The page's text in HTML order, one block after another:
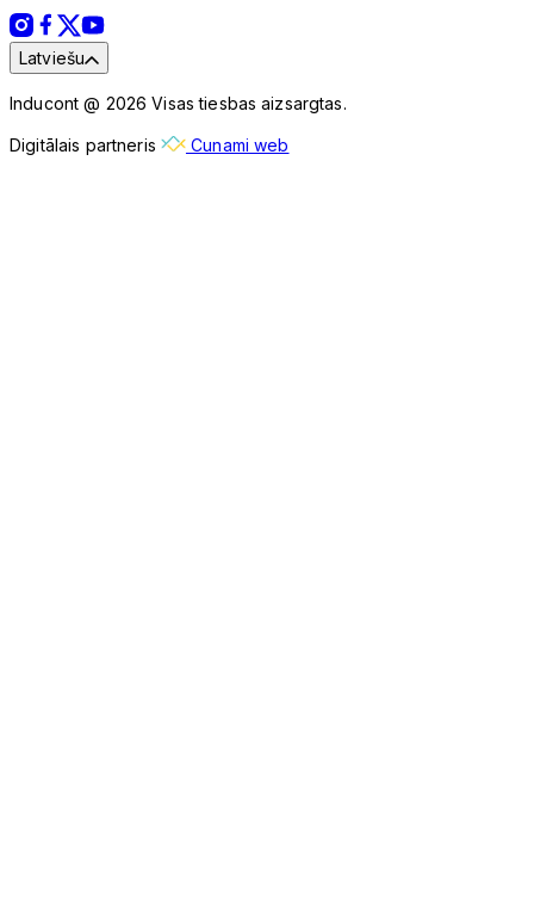
Latviešu
Inducont @ 2026 Visas tiesbas aizsargtas.
Digitālais partneris Cunami web